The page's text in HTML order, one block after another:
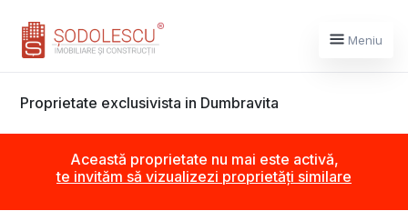
Meniu
Proprietate exclusivista in Dumbravita
Această proprietate nu mai este activă,
te invităm să vizualizezi proprietăți similare